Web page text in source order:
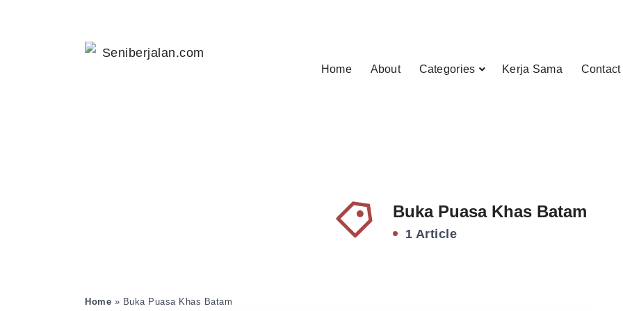
Home About Categories Kerja Sama Contact
Buka Puasa Khas Batam
1 Article
Home » Buka Puasa Khas Batam